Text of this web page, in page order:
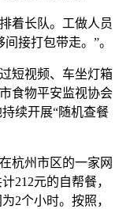
着长队。工做人员
接打包带走。”。
短视频、车坐灯箱
食物平安监视协会
续开展“随机查餐
州市区的一家网
212元的自帮餐，
2个小时。按照，